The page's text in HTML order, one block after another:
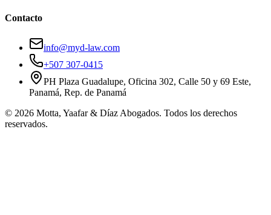
Contacto
info@myd-law.com
+507 307-0415
PH Plaza Guadalupe, Oficina 302, Calle 50 y 69 Este,
Panamá, Rep. de Panamá
© 2026 Motta, Yaafar & Díaz Abogados. Todos los derechos
reservados.